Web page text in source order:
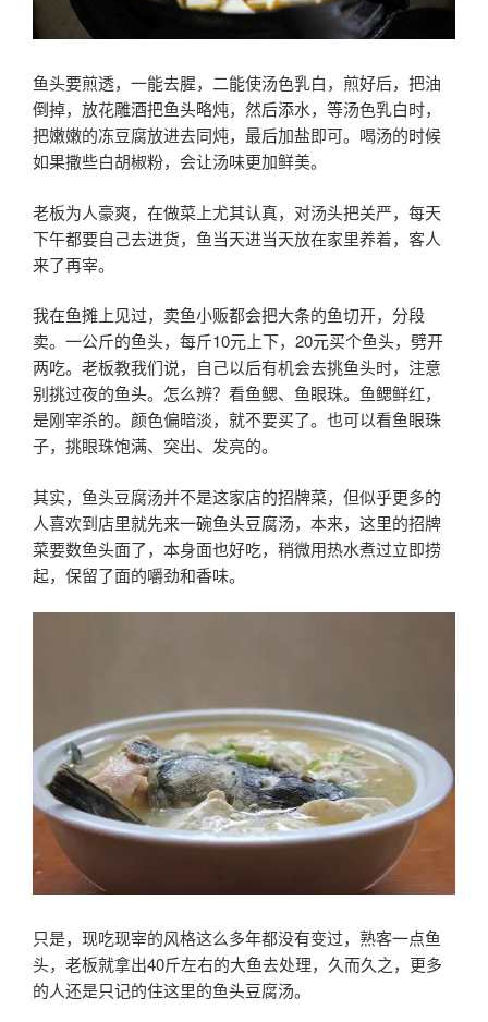
鱼头要煎透，一能去腥，二能使汤色乳白，煎好后，把油
倒掉，放花雕酒把鱼头略炖，然后添水，等汤色乳白时，
把嫩嫩的冻豆腐放进去同炖，最后加盐即可。喝汤的时候
如果撒些白胡椒粉，会让汤味更加鲜美。
老板为人豪爽，在做菜上尤其认真，对汤头把关严，每天
下午都要自己去进货，鱼当天进当天放在家里养着，客人
来了再宰。
我在鱼摊上见过，卖鱼小贩都会把大条的鱼切开，分段
卖。一公斤的鱼头，每斤10元上下，20元买个鱼头，劈开
两吃。老板教我们说，自己以后有机会去挑鱼头时，注意
别挑过夜的鱼头。怎么辨？看鱼鳃、鱼眼珠。鱼鳃鲜红，
是刚宰杀的。颜色偏暗淡，就不要买了。也可以看鱼眼珠
子，挑眼珠饱满、突出、发亮的。
其实，鱼头豆腐汤并不是这家店的招牌菜，但似乎更多的
人喜欢到店里就先来一碗鱼头豆腐汤，本来，这里的招牌
菜要数鱼头面了，本身面也好吃，稍微用热水煮过立即捞
起，保留了面的嚼劲和香味。
只是，现吃现宰的风格这么多年都没有变过，熟客一点鱼
头，老板就拿出40斤左右的大鱼去处理，久而久之，更多
的人还是只记的住这里的鱼头豆腐汤。